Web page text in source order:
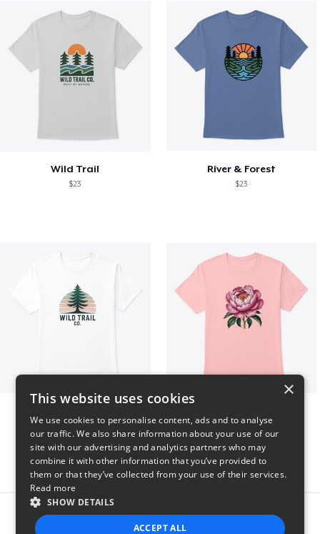
Wild Trail
$23
River & Forest
$23
$23 $23
Report this product
×
This website uses cookies
We use cookies to personalise content, ads and to analyse
our traffic. We also share information about your use of our
site with our advertising and analytics partners who may
combine it with other information that you’ve provided to
them or that they’ve collected from your use of their services.
Read more
SHOW DETAILS
ACCEPT ALL